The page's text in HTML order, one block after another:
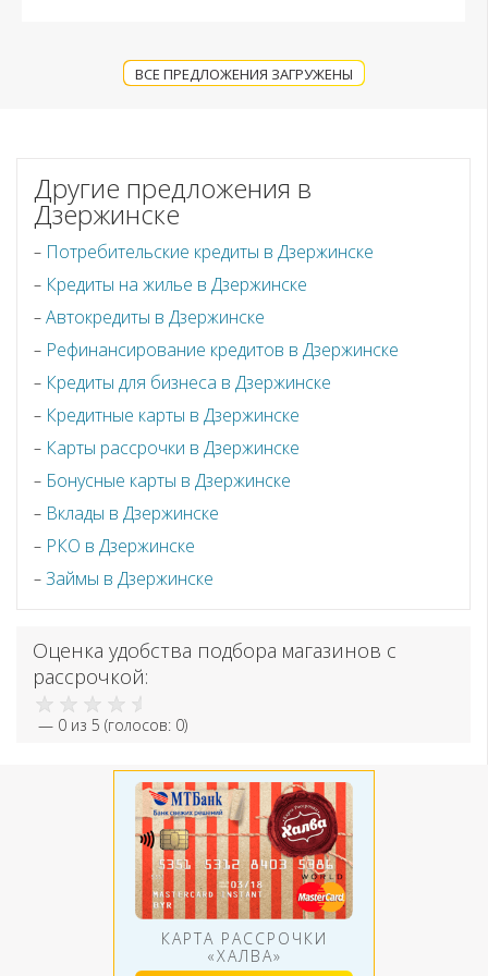
ВСЕ ПРЕДЛОЖЕНИЯ ЗАГРУЖЕНЫ
Другие предложения в
Дзержинске
Потребительские кредиты в Дзержинске
Кредиты на жилье в Дзержинске
Автокредиты в Дзержинске
Рефинансирование кредитов в Дзержинске
Кредиты для бизнеса в Дзержинске
Кредитные карты в Дзержинске
Карты рассрочки в Дзержинске
Бонусные карты в Дзержинске
Вклады в Дзержинске
РКО в Дзержинске
Займы в Дзержинске
Оценка удобства подбора магазинов с
рассрочкой:
— 0 из 5 (голосов: 0)
КАРТА РАССРОЧКИ
«ХАЛВА»